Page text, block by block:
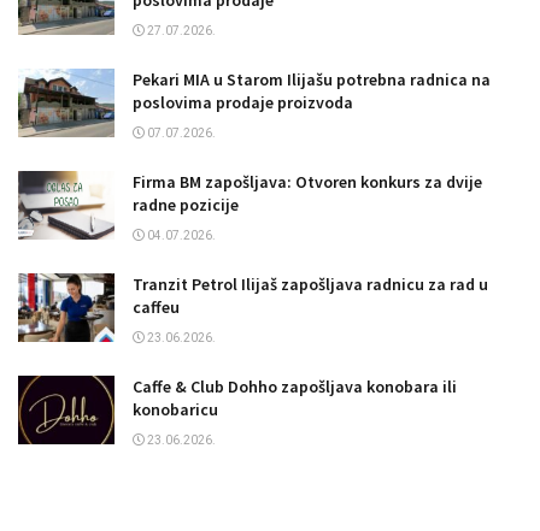
27.07.2026.
Pekari MIA u Starom Ilijašu potrebna radnica na
poslovima prodaje proizvoda
07.07.2026.
Firma BM zapošljava: Otvoren konkurs za dvije
radne pozicije
04.07.2026.
Tranzit Petrol Ilijaš zapošljava radnicu za rad u
caffeu
23.06.2026.
Caffe & Club Dohho zapošljava konobara ili
konobaricu
23.06.2026.